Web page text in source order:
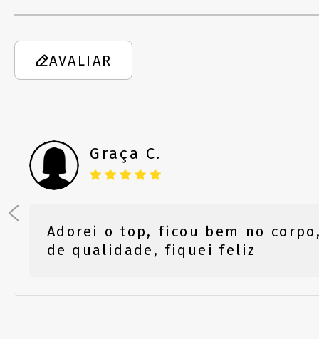
AVALIAR
Graça C.
Adorei o top, ficou bem no
de qualidade, fiquei feliz